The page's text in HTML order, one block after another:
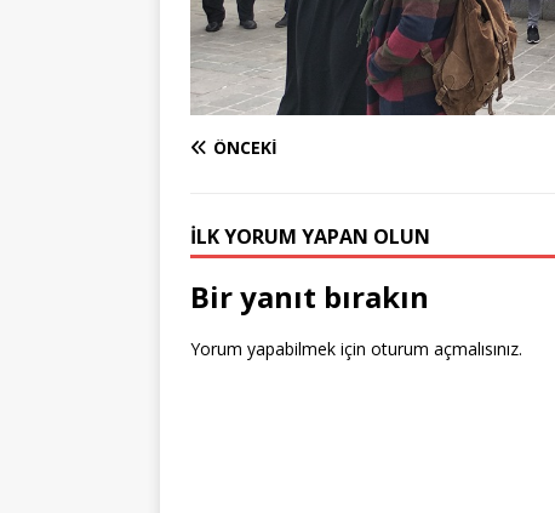
ÖNCEKI
İLK YORUM YAPAN OLUN
Bir yanıt bırakın
Yorum yapabilmek için oturum açmalısınız.